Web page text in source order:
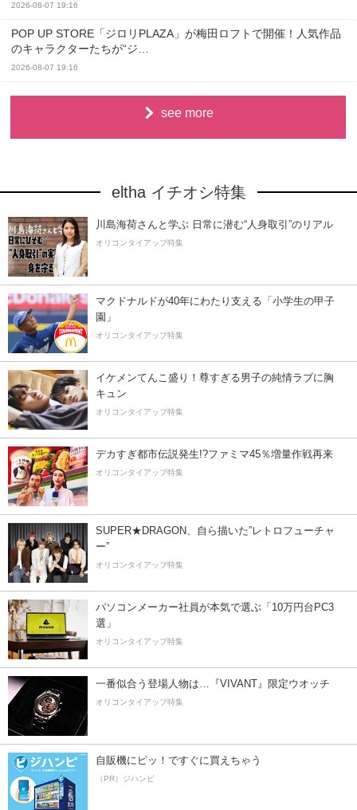
2026-08-07 19:16
POP UP STORE「ジロリPLAZA」が梅田ロフトで開催！人気作品
のキャラクターたちが“ジ…
2026-08-07 19:16
see more
eltha イチオシ特集
川島海荷さんと学ぶ 日常に潜む“人身取引”のリアル
オリコンタイアップ特集
マクドナルドが40年にわたり支える「小学生の甲子
園」
オリコンタイアップ特集
イケメンてんこ盛り！尊すぎる男子の純情ラブに胸
キュン
オリコンタイアップ特集
デカすぎ都市伝説発生!?ファミマ45％増量作戦再来
オリコンタイアップ特集
SUPER★DRAGON、自ら描いた”レトロフューチャ
ー”
オリコンタイアップ特集
パソコンメーカー社員が本気で選ぶ「10万円台PC3
選」
オリコンタイアップ特集
一番似合う登場人物は…『VIVANT』限定ウオッチ
オリコンタイアップ特集
自販機にピッ！ですぐに買えちゃう
（PR）ジハンピ